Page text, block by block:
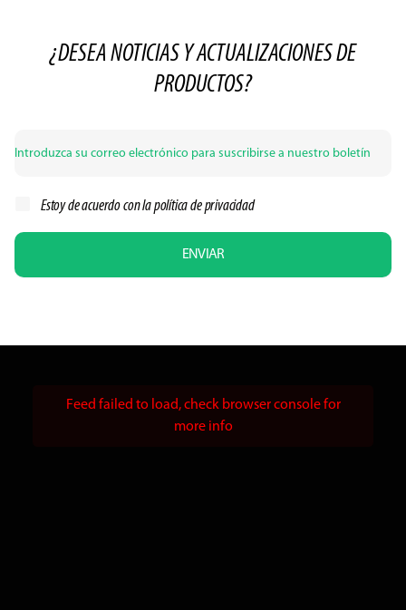
¿DESEA NOTICIAS Y ACTUALIZACIONES DE
PRODUCTOS?
Estoy de acuerdo con lapolítica de privacidad
ENVIAR
Feed failed to load, check browser console for
more info